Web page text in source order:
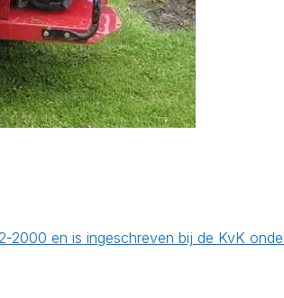
en is ingeschreven bij de KvK